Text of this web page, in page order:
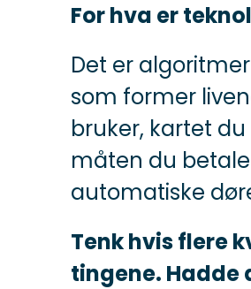
For hva er
Det er
som former
bruker, kartet
måten du
automatiske
Tenk hvis flere
tingene. Hadde